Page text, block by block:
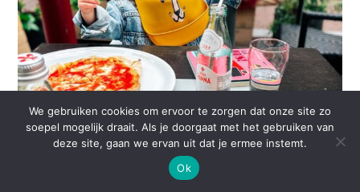
We gebruiken cookies om ervoor te zorgen dat onze site zo
soepel mogelijk draait. Als je doorgaat met het gebruiken van
deze site, gaan we ervan uit dat je ermee instemt.
Ok